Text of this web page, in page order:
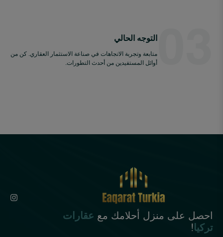
التوجه الحالي
متابعة وتجربة الاتجاهات في صناعة الاستثمار العقاري. كن من
أوائل المستفيدين من أحدث التطورات.
احصل على منزل أحلامك مع عقارات
تركيا!